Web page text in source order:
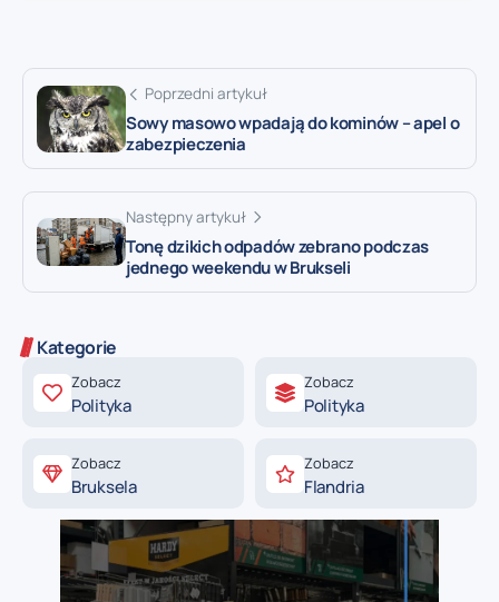
Poprzedni artykuł
Sowy masowo wpadają do kominów – apel o
zabezpieczenia
Następny artykuł
Tonę dzikich odpadów zebrano podczas
jednego weekendu w Brukseli
Kategorie
Zobacz
Polityka
Zobacz
Polityka
Zobacz
Bruksela
Zobacz
Flandria